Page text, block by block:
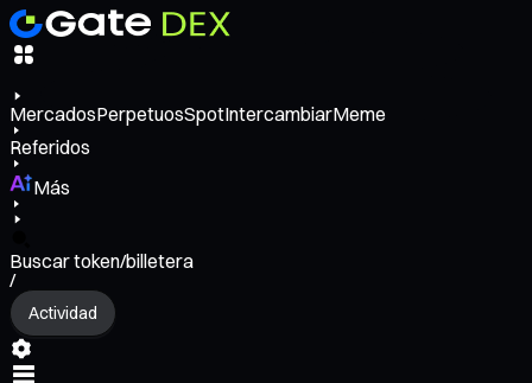
MercadosPerpetuosSpotIntercambiarMeme
Referidos
Más
Buscar token/billetera
/
Actividad